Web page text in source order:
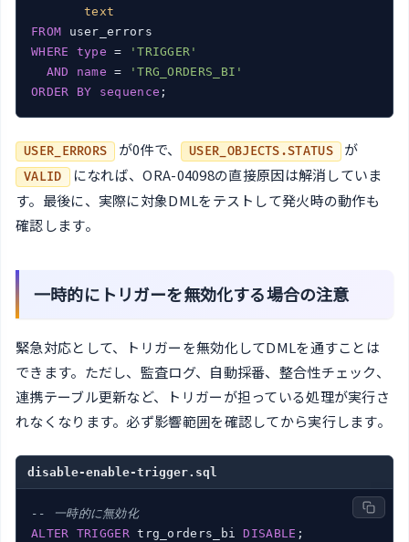
text
FROM
WHERE
type =
'TRIGGER'
AND
name =
'TRG_ORDERS_BI'
ORDER
BY sequence ;
USER_ERRORS が0件で、 USER_OBJECTS.STATUS が
VALID になれば、ORA-04098の直接原因は解消していま
す。最後に、実際に対象DMLをテストして発火時の動作も
確認します。
一時的にトリガーを無効化する場合の注意
緊急対応として、トリガーを無効化してDMLを通すことは
できます。ただし、監査ログ、自動採番、整合性チェック、
連携テーブル更新など、トリガーが担っている処理が実行さ
れなくなります。必ず影響範囲を確認してから実行します。
disable-enable-trigger.sql
-- 一時的に無効化
ALTER TRIGGER trg_orders_bi DISABLE ;